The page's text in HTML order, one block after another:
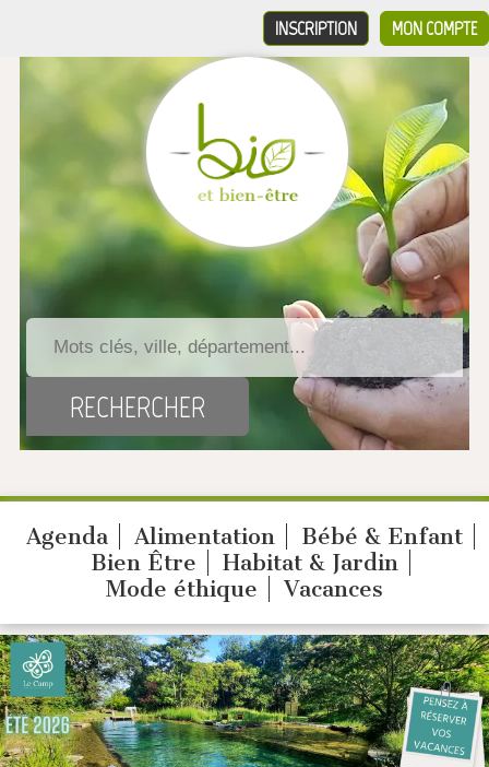
MON COMPTE
INSCRIPTION
Agenda Alimentation
Bébé & Enfant
Bien Être
Habitat & Jardin
Mode éthique
Vacances